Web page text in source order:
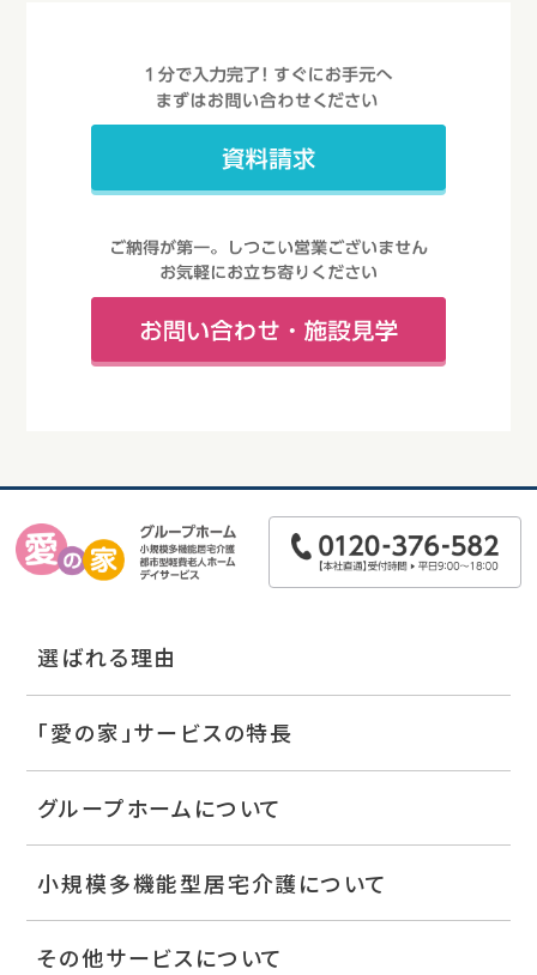
選ばれる理由
「愛の家」サービスの特長
グループホームについて
小規模多機能型居宅介護について
その他サービスについて